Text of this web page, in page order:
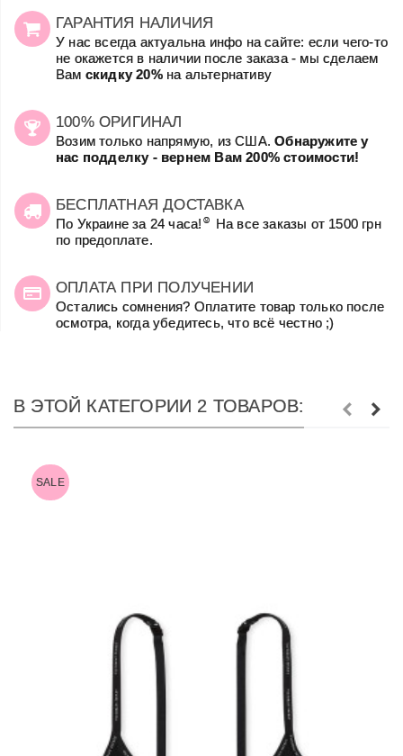
ГАРАНТИЯ НАЛИЧИЯ
У нас всегда актуальна инфо на сайте: если чего-то
не окажется в наличии после заказа - мы сделаем
Вам скидку 20%на альтернативу
100% ОРИГИНАЛ
Возим только напрямую, из США.Обнаружите у
нас подделку - вернем Вам 200% стоимости!
БЕСПЛАТНАЯ ДОСТАВКА
По Украине за 24 часа! ☺
На все заказы от 1500 грн
по предоплате.
ОПЛАТА ПРИ ПОЛУЧЕНИИ
Остались сомнения? Оплатите товар только после
осмотра, когда убедитесь, что всё честно ;)
В ЭТОЙ КАТЕГОРИИ 2 ТОВАРОВ:
SALE